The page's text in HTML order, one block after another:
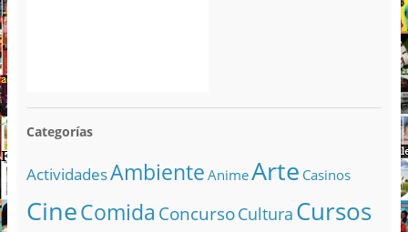
Categorías
ActividadesAmbiente AnimeArte Casinos
CineComida ConcursoCultura Cursos